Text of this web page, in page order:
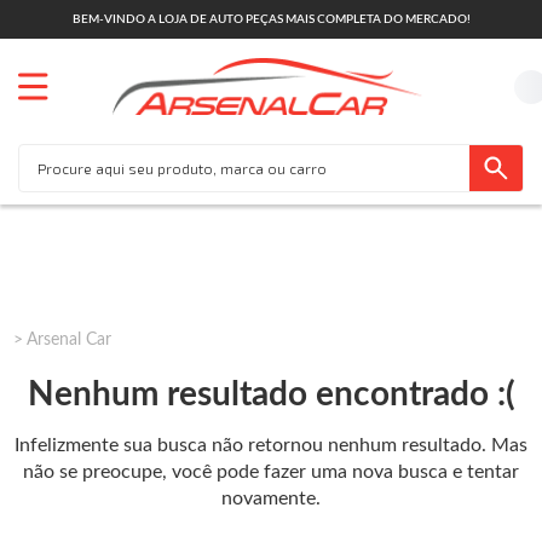
BEM-VINDO A LOJA DE AUTO PEÇAS MAIS COMPLETA DO MERCADO!
Arsenal Car
Nenhum resultado encontrado :(
Infelizmente sua busca não retornou nenhum resultado. Mas
não se preocupe, você pode fazer uma nova busca e tentar
novamente.